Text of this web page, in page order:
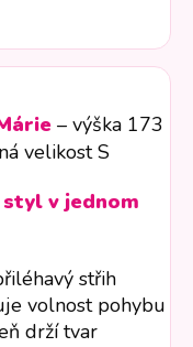
– výška 173
velikost S
v jednom
střih
volnost pohybu
drží tvar